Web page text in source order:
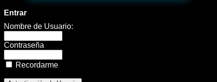
Earth
Taken
2
👽
Entrar
Nombre de Usuario:
Contraseña
Recordarme